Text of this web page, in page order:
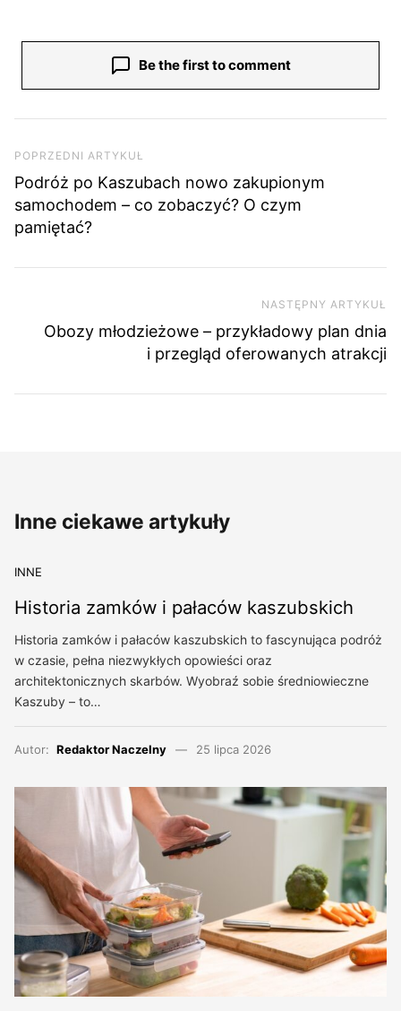
Be the first to comment
Poprzedni artykuł
POPRZEDNI ARTYKUŁ
Podróż po Kaszubach nowo zakupionym
samochodem – co zobaczyć? O czym
pamiętać?
NASTĘPNY ARTYKUŁ
Obozy młodzieżowe – przykładowy plan dnia
i przegląd oferowanych atrakcji
Inne ciekawe artykuły
INNE
Historia zamków i pałaców kaszubskich
Historia zamków i pałaców kaszubskich to fascynująca podróż
w czasie, pełna niezwykłych opowieści oraz
architektonicznych skarbów. Wyobraź sobie średniowieczne
Kaszuby – to…
Autor: Redaktor Naczelny 25 lipca 2026